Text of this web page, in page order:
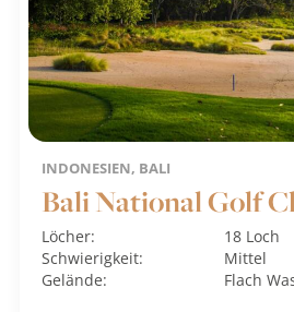
INDONESIEN, BALI
Bali National Golf
Löcher:
18 Loch
Schwierigkeit:
Mittel
Gelände:
Flach